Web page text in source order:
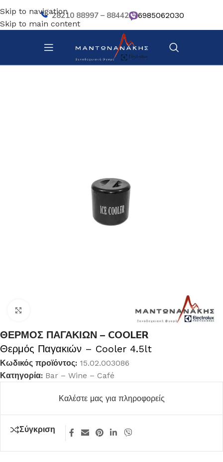
Skip to navigation
Skip to main content
28210 88997 – 88442 6985062030
Αρχική σελίδα/ Bar – Wine – Café
ΘΕΡΜΟΣ ΠΑΓΑΚΙΩΝ – COOLER
Θερμός Παγακιών – Cooler 4.5lt
Κωδικός προϊόντος: 15.02.003086
Κατηγορία: Bar – Wine – Café
Καλέστε μας για πληροφορείς
Σύγκριση